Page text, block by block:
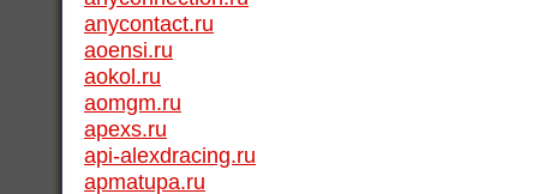
anycontact.ru
aoensi.ru
aokol.ru
aomgm.ru
apexs.ru
api-alexdracing.ru
apmatupa.ru